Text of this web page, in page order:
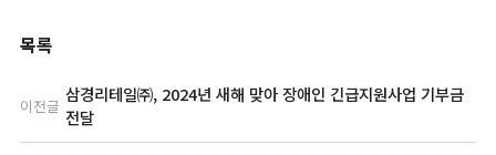
목록
이전글 삼경리테일㈜, 2024년 새해 맞아 장애인 긴급지원사업 기부금
전달